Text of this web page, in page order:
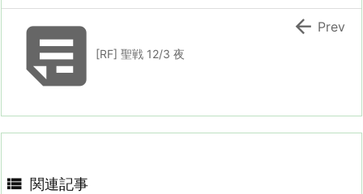
[RF] 聖戦 12/3 夜
 Prev
 関連記事